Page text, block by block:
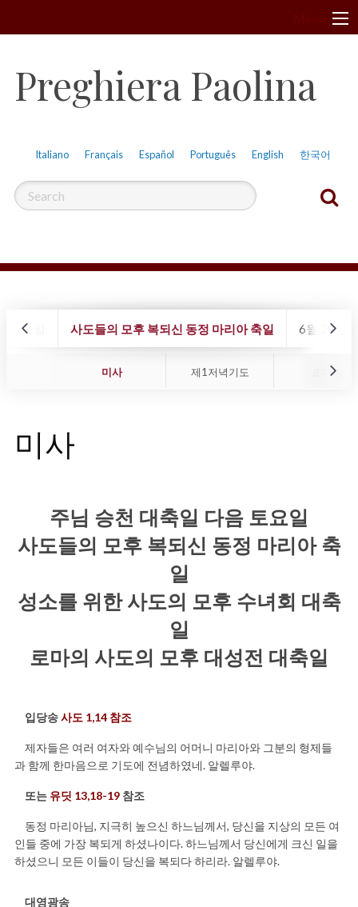
k
t
Italiano Français Español Português English 한국어
Preghiera Paolina
소주일 사도들의 모후 복되신 동정 마리아 축일 6월 29일
미사 제1저녁기도 초대송
미사
주님 승천 대축일 다음 토요일
사도들의 모후 복되신 동정 마리아 축
일
성소를 위한 사도의 모후 수녀회 대축
일
로마의 사도의 모후 대성전 대축일
입당송사도 1,14 참조
제자들은 여러 여자와 예수님의 어머니 마리아와 그분의 형제들
과 함께 한마음으로 기도에 전념하였네. 알렐루야.
또는 유딧 13,18-19 참조
동정 마리아님, 지극히 높으신 하느님께서, 당신을 지상의 모든 여
인들 중에 가장 복되게 하셨나이다. 하느님께서 당신에게 크신 일을
하셨으니 모든 이들이 당신을 복되다 하리라. 알렐루야.
대영광송